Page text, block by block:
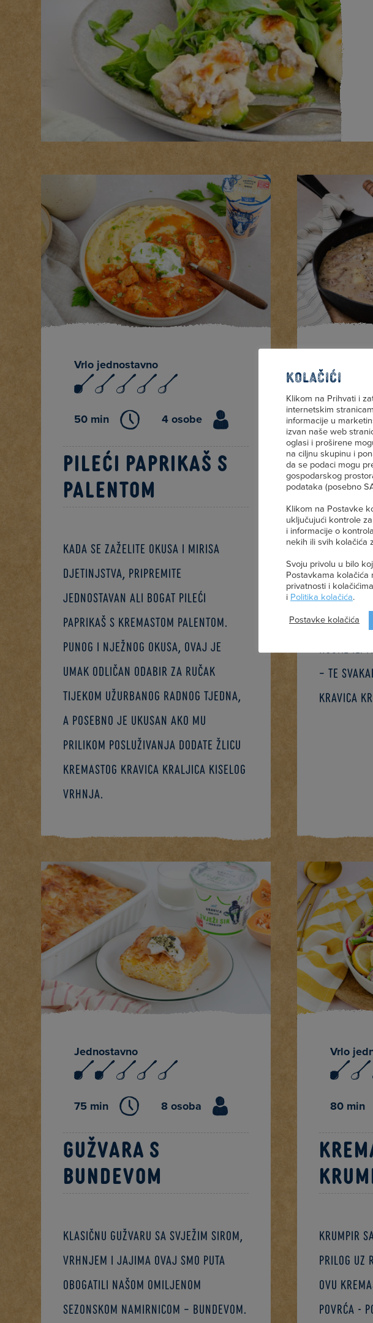
Vrlo jednostavno
50 min 4 osobe
Pileći paprikaš s
palentom
Kada se zaželite okusa i mirisa
djetinjstva, pripremite
jednostavan ali bogat pileći
paprikaš s kremastom palentom.
Punog i nježnog okusa, ovaj je
umak odličan odabir za ručak
tijekom užurbanog radnog tjedna,
a posebno je ukusan ako mu
prilikom posluživanja dodate žlicu
kremastog Kravica Kraljica kiselog
vrhnja.
45 min
Junetina
rusko jelo
teksture.
njoke ili
– te
Kravica
Jednostavno
75 min 8 osoba
Gužvara s
bundevom
Klasičnu gužvaru sa svježim sirom,
vrhnjem i jajima ovaj smo puta
obogatili našom omiljenom
sezonskom namirnicom – bundevom.
Vrlo
80 min
Krumpir
prilog uz
ovu
povrća -
Kolačići
Klikom na Prihvati i
internetskim
informacije u
izvan naše web
oglasi i proširene
na ciljnu skupinu i
da se podaci mogu
gospodarskog
podataka (posebno
Klikom na Postavke
uključujući kontrole
i informacije o
nekih ili svih kolačića
Svoju privolu u bilo
Postavkama kolačića
privatnosti i
i Politika kolačića.
Postavke kolačića